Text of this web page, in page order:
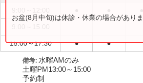
15:00～17:30 ● ●
お盆(8月中旬)は休診・休業の場合があり
備考: 水曜AMのみ
土曜PM13:00～15:00
予約制